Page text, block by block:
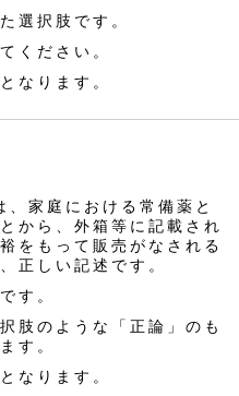
選択肢です。
ください。
なります。
家庭における常備薬と
から、外箱等に記載され
をもって販売がなされる
正しい記述です。
す。
肢のような「正論」のも
す。
なります。